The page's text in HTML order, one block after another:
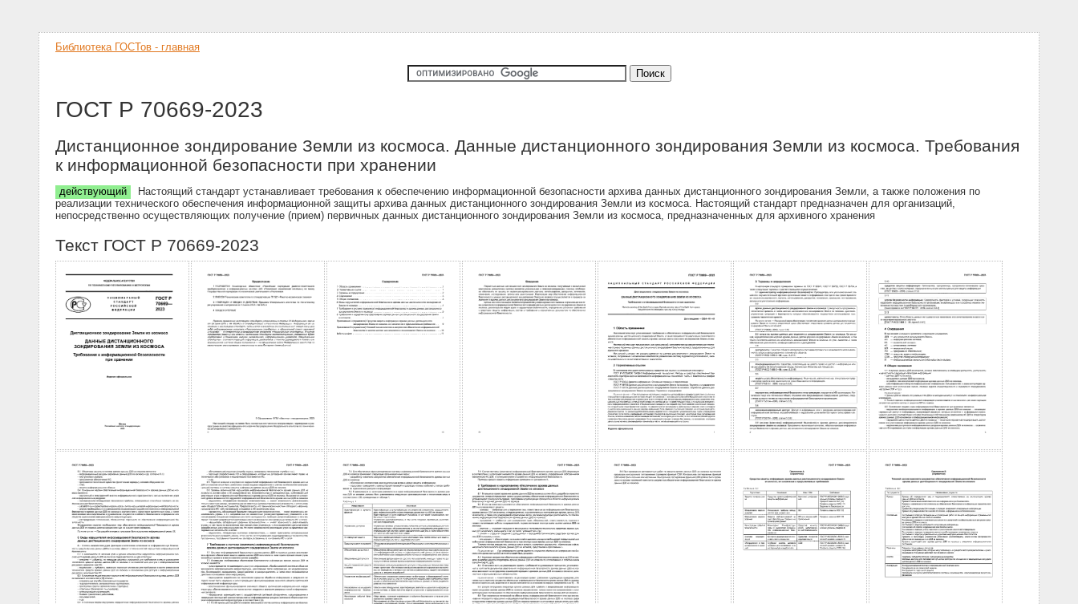
Библиотека ГОСТов - главная
ГОСТ Р 70669-2023
Дистанционное зондирование Земли из космоса. Данные дистанционного зондирования Земли из космоса. Требования
к информационной безопасности при хранении
действующий
Настоящий стандарт устанавливает требования к обеспечению информационной безопасности архива данных дистанционного зондирования Земли, а также положения по
реализации технического обеспечения информационной защиты архива данных дистанционного зондирования Земли из космоса. Настоящий стандарт предназначен для организаций,
непосредственно осуществляющих получение (прием) первичных данных дистанционного зондирования Земли из космоса, предназначенных для архивного хранения
Текст ГОСТ Р 70669-2023